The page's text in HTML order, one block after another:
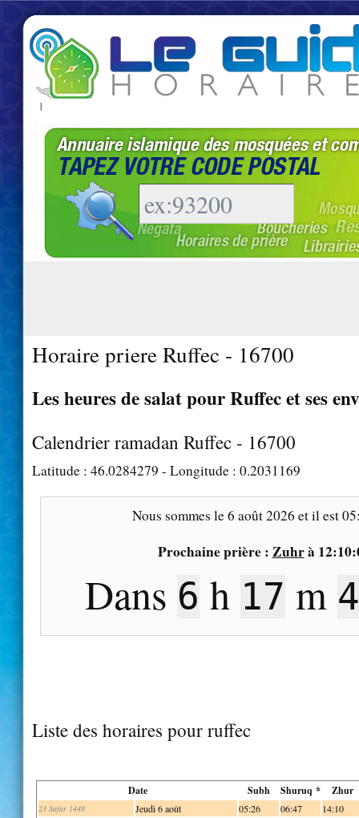
|
Horaire priere Ruffec - 16700
Les heures de salat pour Ruffec et ses
Calendrier ramadan Ruffec - 16700
Latitude : 46.0284279 - Longitude : 0.2031169
Nous sommes le6 août 2026 et il est
Prochaine prière : Zuhrà
Dans 6 h 17 m
Liste des horaires pour ruffec
Date Subh Shuruq * Zhur
23 Safar 1448 Jeudi 6 août 05:26 06:47 14:10